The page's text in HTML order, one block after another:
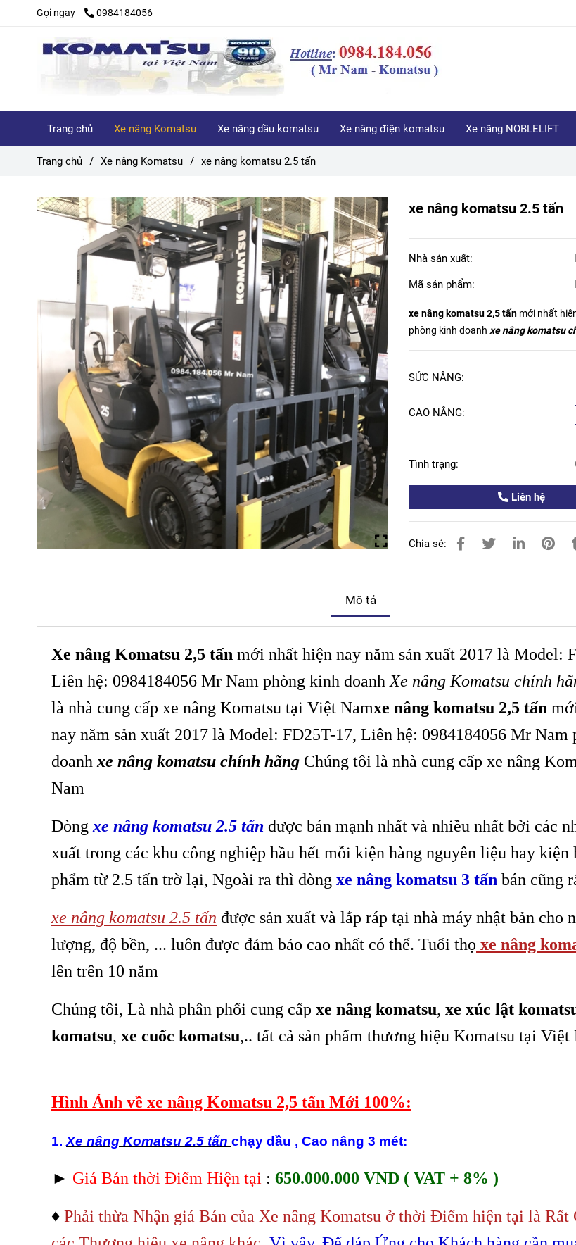
Gọi ngay 0984184056
Trang chủ Xe nâng Komatsu Xe nâng dầu komatsu Xe nâng điện komatsu Xe nâng NOBLELIFT
Trang chủ / Xe nâng Komatsu / xe nâng komatsu 2.5 tấn
xe nâng komatsu 2.5 tấn
Nhà sản xuất:
Mã sản phẩm:
xe nâng komatsu 2,5 tấn mới nhất
phòng kinh doanh xe nâng komatsu
SỨC NÂNG:
CAO NÂNG:
Tình trạng:
Liên hệ
Chia sẻ:
Mô tả
Xe nâng Komatsu 2,5 tấn mới nhất hiện nay năm sản xuất 2017 là Model:
Liên hệ: 0984184056 Mr Nam phòng kinh doanh Xe nâng Komatsu chính
là nhà cung cấp xe nâng Komatsu tại Việt Namxe nâng komatsu 2,5 tấn
nay năm sản xuất 2017 là Model: FD25T-17, Liên hệ: 0984184056 Mr Nam
doanh xe nâng komatsu chính hãng Chúng tôi là nhà cung cấp xe nâng
Nam
Dòng xe nâng komatsu 2.5 tấn được bán mạnh nhất và nhiều nhất bởi các
xuất trong các khu công nghiệp hầu hết mỗi kiện hàng nguyên liệu hay kiện
phẩm từ 2.5 tấn trờ lại, Ngoài ra thì dòng xe nâng komatsu 3 tấn bán cũng
xe nâng komatsu 2.5 tấn được sản xuất và lắp ráp tại nhà máy nhật bản cho
lượng, độ bền, ... luôn được đảm bảo cao nhất có thể. Tuổi thọ xe nâng
lên trên 10 năm
Chúng tôi, Là nhà phân phối cung cấp xe nâng komatsu, xe xúc lật
komatsu, xe cuốc komatsu,.. tất cả sản phẩm thương hiệu Komatsu tại Việt
Hình Ảnh về xe nâng Komatsu 2,5 tấn Mới 100%:
1. Xe nâng Komatsu 2.5 tấn chạy dầu , Cao nâng 3 mét:
► Giá Bán thời Điểm Hiện tại : 650.000.000 VND ( VAT + 8% )
♦ Phải thừa Nhận giá Bán của Xe nâng Komatsu ở thời Điểm hiện tại là Rất